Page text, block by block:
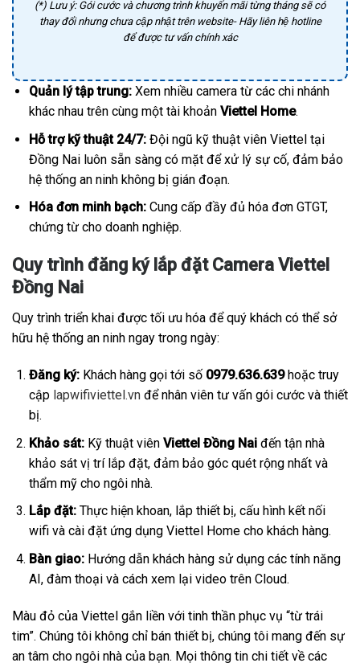
(*) Lưu ý: Gói cước và chương trình khuyến mãi từng tháng sẽ có
thay đổi nhưng chưa cập nhật trên website- Hãy liên hệ hotline
để được tư vấn chính xác
Quản lý tập trung:Xem nhiều camera từ các chi nhánh
khác nhau trên cùng một tài khoản Viettel Home.
Hỗ trợ kỹ thuật 24/7:Đội ngũ kỹ thuật viên Viettel tại
Đồng Nai luôn sẵn sàng có mặt để xử lý sự cố, đảm bảo
hệ thống an ninh không bị gián đoạn.
Hóa đơn minh bạch:Cung cấp đầy đủ hóa đơn GTGT,
chứng từ cho doanh nghiệp.
Quy trình đăng ký lắp đặt Camera Viettel
Đồng Nai
Quy trình triển khai được tối ưu hóa để quý khách có thể sở
hữu hệ thống an ninh ngay trong ngày:
Đăng ký:Khách hàng gọi tới số 0979.636.639hoặc truy
cập lapwifiviettel.vnđể nhân viên tư vấn gói cước và thiết
bị.
Khảo sát:Kỹ thuật viên Viettel Đồng Naiđến tận nhà
khảo sát vị trí lắp đặt, đảm bảo góc quét rộng nhất và
thẩm mỹ cho ngôi nhà.
Lắp đặt:Thực hiện khoan, lắp thiết bị, cấu hình kết nối
wifi và cài đặt ứng dụng Viettel Home cho khách hàng.
Bàn giao:Hướng dẫn khách hàng sử dụng các tính năng
AI, đàm thoại và cách xem lại video trên Cloud.
Màu đỏ của Viettel gắn liền với tinh thần phục vụ “từ trái
tim”. Chúng tôi không chỉ bán thiết bị, chúng tôi mang đến sự
an tâm cho ngôi nhà của bạn. Mọi thông tin chi tiết về các